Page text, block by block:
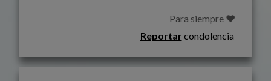
Reportar condolencia